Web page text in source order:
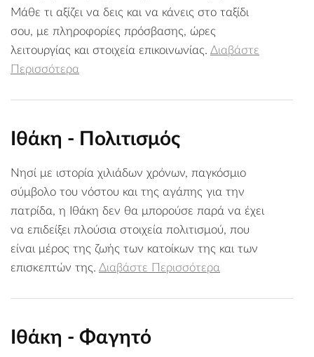
Μάθε τι αξίζει να δεις και να κάνεις στο ταξίδι
σου, με πληροφορίες πρόσβασης, ώρες
λειτουργίας και στοιχεία επικοινωνίας. Διαβάστε
Περισσότερα
Ιθάκη - Πολιτισμός
Νησί με ιστορία χιλιάδων χρόνων, παγκόσμιο
σύμβολο του νόστου και της αγάπης για την
πατρίδα, η Ιθάκη δεν θα μπορούσε παρά να έχει
να επιδείξει πλούσια στοιχεία πολιτισμού, που
είναι μέρος της ζωής των κατοίκων της και των
επισκεπτών της. Διαβάστε Περισσότερα
Ιθάκη - Φαγητό